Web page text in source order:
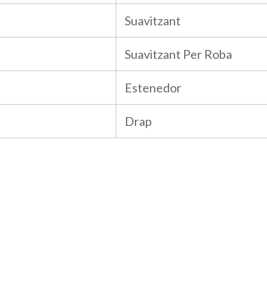
Suavitzant
Suavitzant Per Roba
Estenedor
Drap